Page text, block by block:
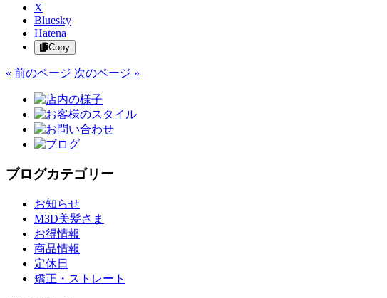
X
Bluesky
Hatena
Copy
« 前のページ 次のページ »
ブログカテゴリー
お知らせ
M3D美髪さま
お得情報
商品情報
定休日
矯正・ストレート